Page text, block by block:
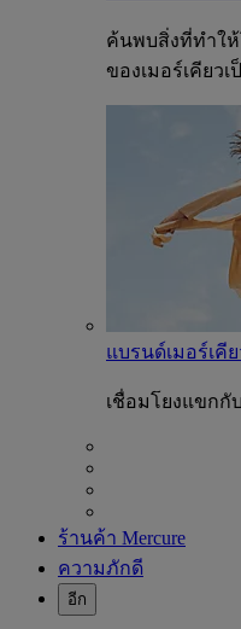
ค้นพบสิ่งที่ทำให้
ของเมอร์เคียว
แบรนด์เมอร์เคีย
เชื่อมโยงแขกกั
ร้านค้า Mercure
ความภักดี
อีก